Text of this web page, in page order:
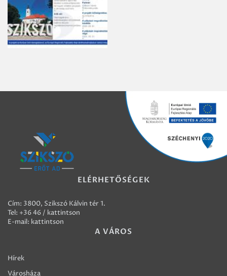
ELÉRHETŐSÉGEK
Cím: 3800, Szikszó Kálvin tér 1.
Tel: +36 46 / kattintson
E-mail: kattintson
A VÁROS
Hírek
Városháza